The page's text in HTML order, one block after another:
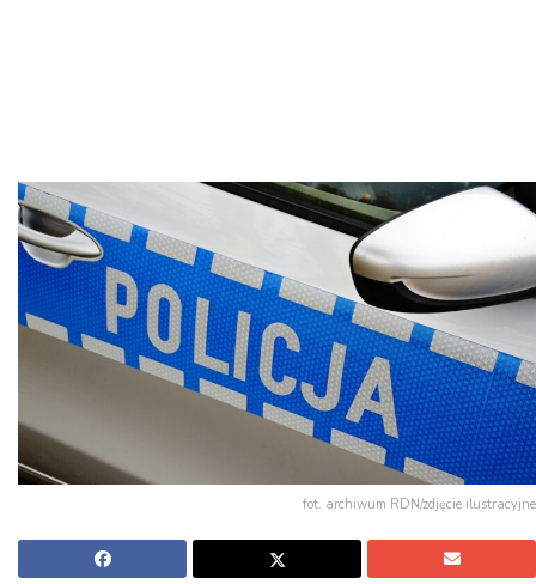
fot. archiwum RDN/zdjęcie ilustracyjne